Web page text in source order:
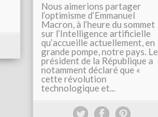
Nous aimerions partager
l’optimisme d’Emmanuel
Macron, à l’heure du sommet
sur l’Intelligence artificielle
qu’accueille actuellement, en
grande pompe, notre pays. Le
président de la République a
notamment déclaré que «
cette révolution
technologique et...